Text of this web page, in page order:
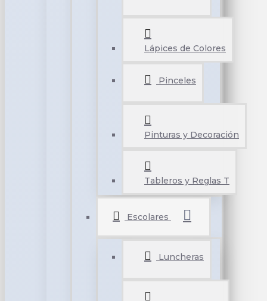
Lápices de Colores
Pinceles
Pinturas y Decoración
Tableros y Reglas T
Escolares
Luncheras